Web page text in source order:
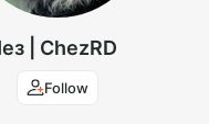
| ChezRD
Follow